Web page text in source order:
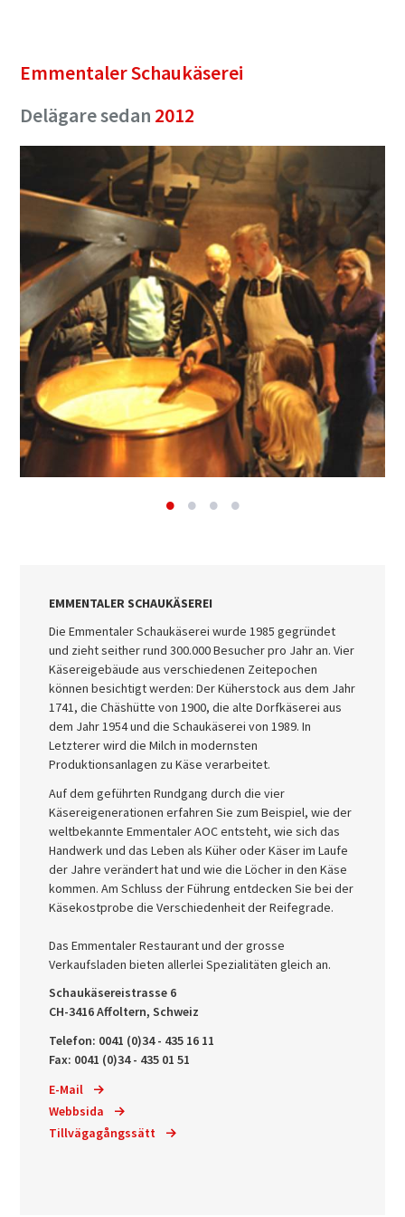
Emmentaler Schaukäserei
Delägare sedan 2012
EMMENTALER SCHAUKÄSEREI
Die Emmentaler Schaukäserei wurde 1985 gegründet
und zieht seither rund 300.000 Besucher pro Jahr an. Vier
Käsereigebäude aus verschiedenen Zeitepochen
können besichtigt werden: Der Küherstock aus dem Jahr
1741, die Chäshütte von 1900, die alte Dorfkäserei aus
dem Jahr 1954 und die Schaukäserei von 1989. In
Letzterer wird die Milch in modernsten
Produktionsanlagen zu Käse verarbeitet.
Auf dem geführten Rundgang durch die vier
Käsereigenerationen erfahren Sie zum Beispiel, wie der
weltbekannte Emmentaler AOC entsteht, wie sich das
Handwerk und das Leben als Küher oder Käser im Laufe
der Jahre verändert hat und wie die Löcher in den Käse
kommen. Am Schluss der Führung entdecken Sie bei der
Käsekostprobe die Verschiedenheit der Reifegrade.
Das Emmentaler Restaurant und der grosse
Verkaufsladen bieten allerlei Spezialitäten gleich an.
Schaukäsereistrasse 6
CH-3416 Affoltern, Schweiz
Telefon: 0041 (0)34 - 435 16 11
Fax: 0041 (0)34 - 435 01 51
E-Mail
Webbsida
Tillvägagångssätt